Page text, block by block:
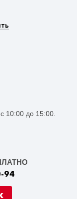
10:00 до 15:00.
94